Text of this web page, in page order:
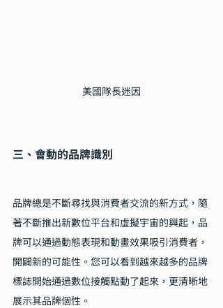
美國隊長迷因
三、會動的品牌識別
品牌總是不斷尋找與消費者交流的新方式，隨
著不斷推出新數位平台和虛擬宇宙的興起，品
牌可以通過動態表現和動畫效果吸引消費者，
開闢新的可能性。您可以看到越來越多的品牌
標誌開始通過數位接觸點動了起來，更清晰地
展示其品牌個性。